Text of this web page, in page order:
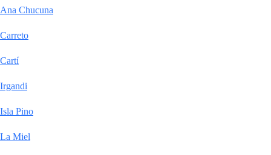
Ana Chucuna
Carreto
Cartí
Irgandi
Isla Pino
La Miel